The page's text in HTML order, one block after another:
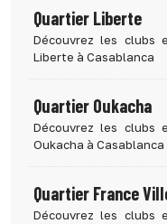
Quartier Liberte
Découvrez les
Liberte à Casablanca
Quartier Oukacha
Découvrez les
Oukacha à Casablanca
Quartier France
Découvrez les